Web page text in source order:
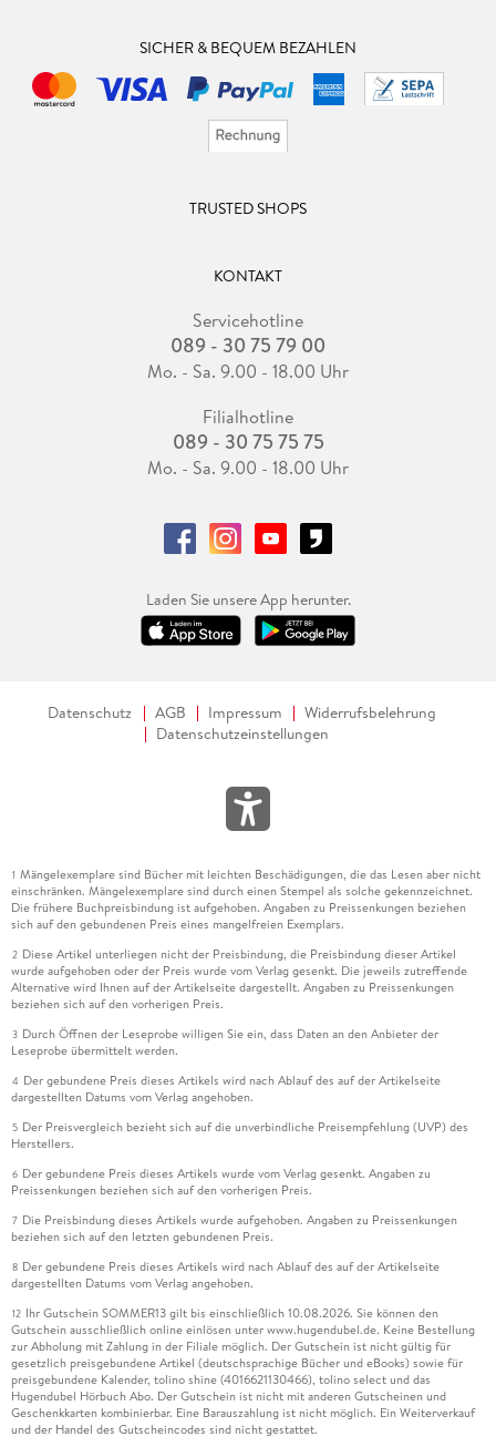
SICHER & BEQUEM BEZAHLEN
TRUSTED SHOPS
KONTAKT
Servicehotline
089 - 30 75 79 00
Mo. - Sa. 9.00 - 18.00 Uhr
Filialhotline
089 - 30 75 75 75
Mo. - Sa. 9.00 - 18.00 Uhr
Laden Sie unsere App herunter.
Datenschutz AGB Impressum
Widerrufsbelehrung
Datenschutzeinstellungen
1 Mängelexemplare sind Bücher mit leichten Beschädigungen, die das Lesen aber nicht
einschränken. Mängelexemplare sind durch einen Stempel als solche gekennzeichnet.
Die frühere Buchpreisbindung ist aufgehoben. Angaben zu Preissenkungen beziehen
sich auf den gebundenen Preis eines mangelfreien Exemplars.
2 Diese Artikel unterliegen nicht der Preisbindung, die Preisbindung dieser Artikel
wurde aufgehoben oder der Preis wurde vom Verlag gesenkt. Die jeweils zutreffende
Alternative wird Ihnen auf der Artikelseite dargestellt. Angaben zu Preissenkungen
beziehen sich auf den vorherigen Preis.
3 Durch Öffnen der Leseprobe willigen Sie ein, dass Daten an den Anbieter der
Leseprobe übermittelt werden.
4 Der gebundene Preis dieses Artikels wird nach Ablauf des auf der Artikelseite
dargestellten Datums vom Verlag angehoben.
5 Der Preisvergleich bezieht sich auf die unverbindliche Preisempfehlung (UVP) des
Herstellers.
6 Der gebundene Preis dieses Artikels wurde vom Verlag gesenkt. Angaben zu
Preissenkungen beziehen sich auf den vorherigen Preis.
7 Die Preisbindung dieses Artikels wurde aufgehoben. Angaben zu Preissenkungen
beziehen sich auf den letzten gebundenen Preis.
8 Der gebundene Preis dieses Artikels wird nach Ablauf des auf der Artikelseite
dargestellten Datums vom Verlag angehoben.
12 Ihr Gutschein SOMMER13 gilt bis einschließlich 10.08.2026. Sie können den
Gutschein ausschließlich online einlösen unter www.hugendubel.de. Keine Bestellung
zur Abholung mit Zahlung in der Filiale möglich. Der Gutschein ist nicht gültig für
gesetzlich preisgebundene Artikel (deutschsprachige Bücher und eBooks) sowie für
preisgebundene Kalender, tolino shine (4016621130466), tolino select und das
Hugendubel Hörbuch Abo. Der Gutschein ist nicht mit anderen Gutscheinen und
Geschenkkarten kombinierbar. Eine Barauszahlung ist nicht möglich. Ein Weiterverkauf
und der Handel des Gutscheincodes sind nicht gestattet.